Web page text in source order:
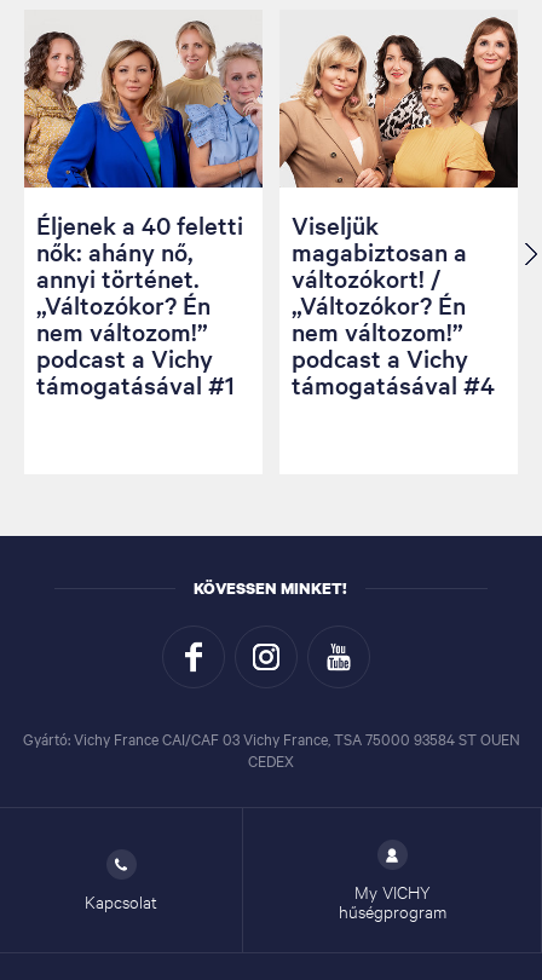
Éljenek a 40 feletti
nők: ahány nő,
annyi történet.
„Változókor? Én
nem változom!”
podcast a Vichy
támogatásával #1
Viseljük
magabiztosan a
változókort! /
„Változókor? Én
nem változom!”
podcast a Vichy
támogatásával #4
KÖVESSEN MINKET!
Gyártó: Vichy France CAI/CAF 03 Vichy France, TSA 75000 93584 ST OUEN
CEDEX
Kapcsolat
My VICHY
hűségprogram